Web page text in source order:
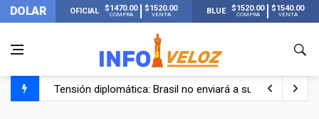
DOLAR OFICIAL $1470.00
COMPRA
$1520.00
VENTA BLUE $1520.00
COMPRA
$1540.00
VENTA
Tensión diplomática: Brasil no enviará a su embajador